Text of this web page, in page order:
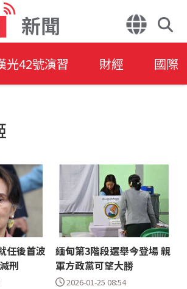
新聞
光42號演習 財經 國際
任後首波
刑
緬甸第3階段選舉今登場 親
軍方政黨可望大勝
2026-01-25 08:54